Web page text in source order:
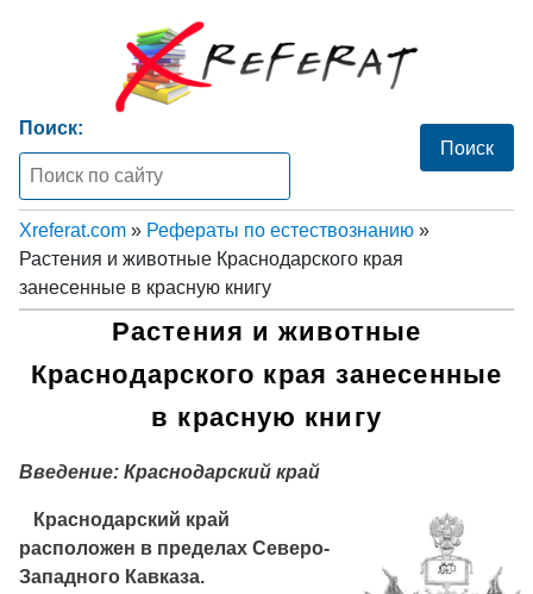
Поиск:
Xreferat.com » Рефераты по естествознанию »
Растения и животные Краснодарского края
занесенные в красную книгу
Растения и животные
Краснодарского края занесенные
в красную книгу
Введение: Краснодарский край
Краснодарский край
расположен в пределах Северо-
Западного Кавказа.